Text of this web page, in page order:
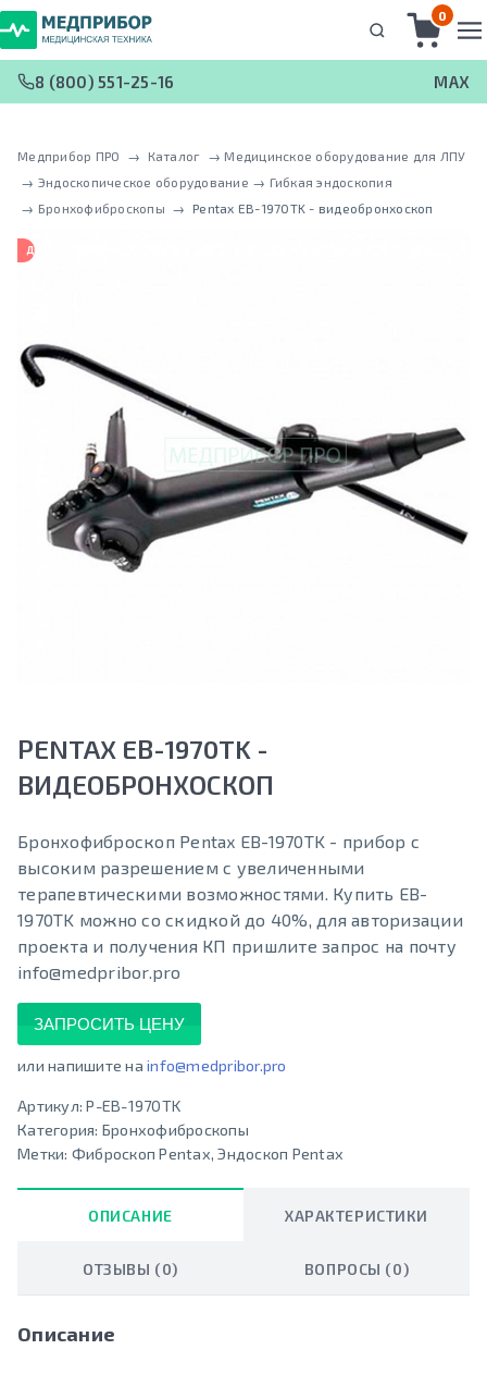
0
8 (800) 551-25-16 MAX
Медприбор ПРО → Каталог → Медицинское оборудование для ЛПУ
→ Эндоскопическое оборудование → Гибкая эндоскопия
→ Бронхофиброскопы → Pentax EB-1970TK - видеобронхоскоп
ДВУХКАНАЛЬНЫЙ
PENTAX EB-1970TK -
ВИДЕОБРОНХОСКОП
Бронхофиброскоп Pentax EB-1970TK - прибор с
высоким разрешением с увеличенными
терапевтическими возможностями. Купить EB-
1970TK можно со скидкой до 40%, для авторизации
проекта и получения КП пришлите запрос на почту
info@medpribor.pro
ЗАПРОСИТЬ ЦЕНУ
или напишите на info@medpribor.pro
Артикул:P-EB-1970TK
Категория: Бронхофиброскопы
Метки: Фиброскоп Pentax,Эндоскоп Pentax
ОПИСАНИЕ ХАРАКТЕРИСТИКИ
ОТЗЫВЫ (0) ВОПРОСЫ (0)
Описание